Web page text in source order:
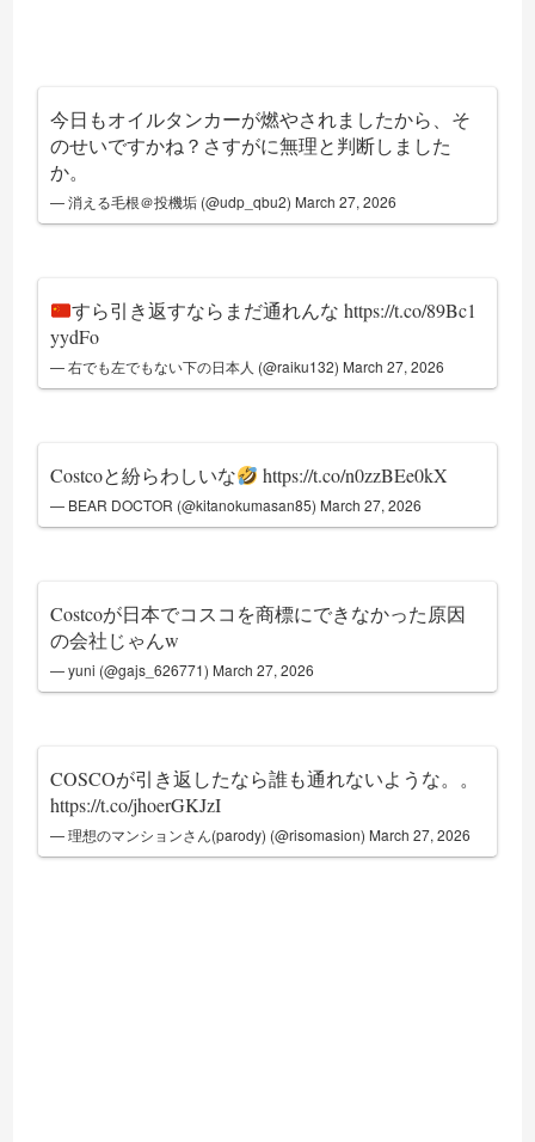
今日もオイルタンカーが燃やされましたから、そ
のせいですかね？さすがに無理と判断しました
か。
— 消える毛根＠投機垢 (@udp_qbu2) March 27, 2026
すら引き返すならまだ通れんなhttps://t.co/89Bc1
yydFo
— 右でも左でもない下の日本人 (@raiku132) March 27, 2026
Costcoと紛らわしいな https://t.co/n0zzBEe0kX
— BEAR DOCTOR (@kitanokumasan85) March 27, 2026
Costcoが日本でコスコを商標にできなかった原因
の会社じゃんw
— yuni (@gajs_626771) March 27, 2026
COSCOが引き返したなら誰も通れないような。。
https://t.co/jhoerGKJzI
— 理想のマンションさん(parody) (@risomasion) March 27, 2026